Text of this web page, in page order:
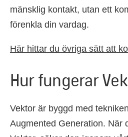
mänsklig kontakt, utan ett
förenkla din vardag.
Här hittar du övriga sätt att
Hur fungerar
Vektor är byggd med
Augmented Generation. När